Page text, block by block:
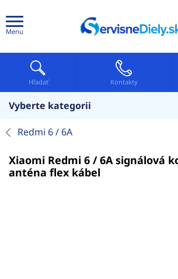
Menu
Hľadať Kontakty
Vyberte kategorii
Redmi 6 / 6A
Xiaomi Redmi 6 / 6A signálová
anténa flex kábel